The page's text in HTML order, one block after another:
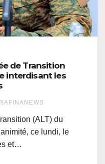
de Transition
interdisant les
(ALT) du
ce lundi, le
et…